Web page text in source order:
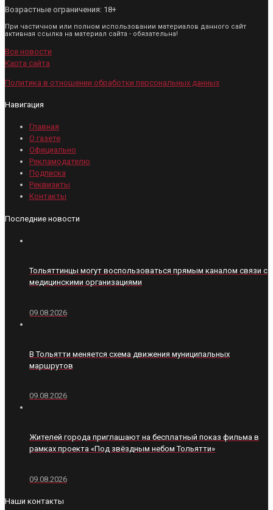
Возрастные ограничения: 18+
При частичном или полном использовании материалов данного сайт
активная ссылка на материал сайта - обязательна!
Все новости
Карта сайта
Политика в отношении обработки персональных данных
Навигация
Главная
О газете
Официально
Рекламодателю
Подписка
Реквизиты
Контакты
Последние новости
Тольяттинцы могут воспользоваться прямым каналом связи с
медицинскими организациями
09.08.2026
В Тольятти меняется схема движения муниципальных
маршрутов
09.08.2026
Жителей города приглашают на бесплатный показ фильма в
рамках проекта «Под звёздным небом Тольятти»
09.08.2026
Наши контакты